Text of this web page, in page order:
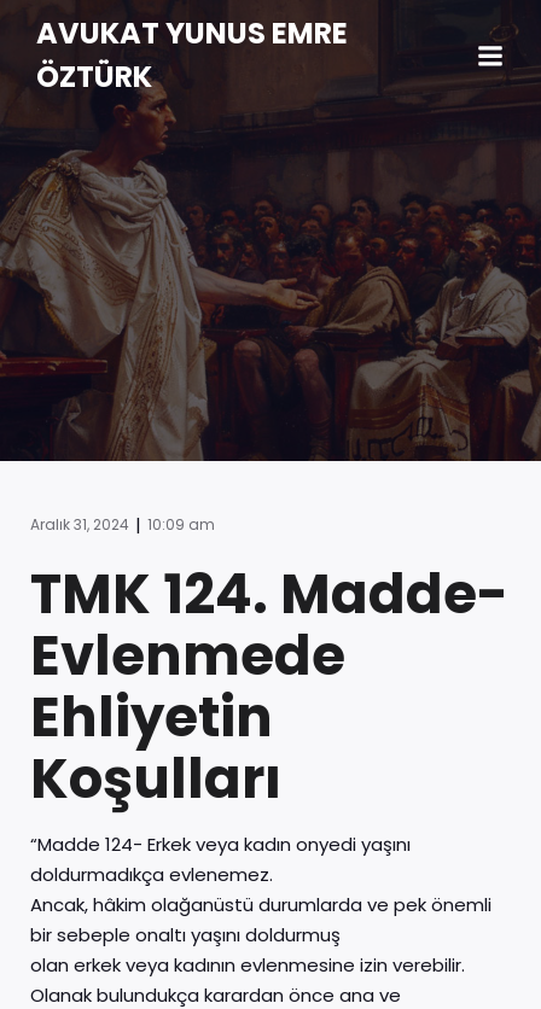
AVUKAT YUNUS EMRE
ÖZTÜRK
Aralık 31, 2024 | 10:09 am
TMK 124. Madde-
Evlenmede
Ehliyetin
Koşulları
“Madde 124- Erkek veya kadın onyedi yaşını
doldurmadıkça evlenemez.
Ancak, hâkim olağanüstü durumlarda ve pek önemli
bir sebeple onaltı yaşını doldurmuş
olan erkek veya kadının evlenmesine izin verebilir.
Olanak bulundukça karardan önce ana ve